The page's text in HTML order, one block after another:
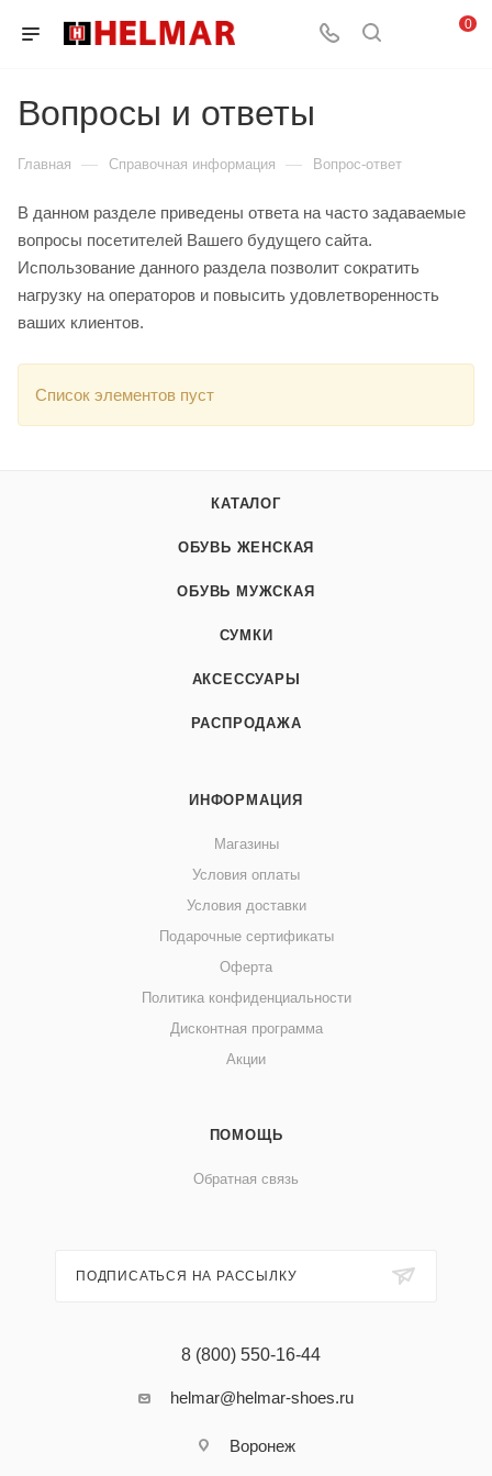
0
Вопросы и ответы
Главная — Справочная информация — Вопрос-ответ
В данном разделе приведены ответа на часто задаваемые
вопросы посетителей Вашего будущего сайта.
Использование данного раздела позволит сократить
нагрузку на операторов и повысить удовлетворенность
ваших клиентов.
Список элементов пуст
КАТАЛОГ
ОБУВЬ ЖЕНСКАЯ
ОБУВЬ МУЖСКАЯ
СУМКИ
АКСЕССУАРЫ
РАСПРОДАЖА
ИНФОРМАЦИЯ
Магазины
Условия оплаты
Условия доставки
Подарочные сертификаты
Оферта
Политика конфиденциальности
Дисконтная программа
Акции
ПОМОЩЬ
Обратная связь
ПОДПИСАТЬСЯ НА РАССЫЛКУ
8 (800) 550-16-44
helmar@helmar-shoes.ru
Воронеж